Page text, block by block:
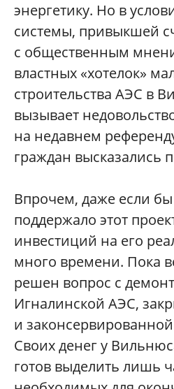
энергетику. Но в
системы, привыкшей
с общественным
властных «хотелок»
строительства АЭС в
вызывает
на недавнем
граждан высказались
Впрочем, даже если
поддержало этот
инвестиций на его
много времени. Пока
решен вопрос с
Игналинской АЭС,
и законсервированной
Своих денег у
готов выделить лишь